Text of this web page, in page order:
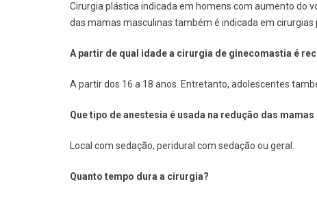
Cirurgia plástica indicada em homens com aumento do
das mamas masculinas também é indicada em
A partir de qual idade a cirurgia de ginecomastia é
A partir dos 16 a 18 anos. Entretanto, adolescentes
Que tipo de anestesia é usada na redução das
Local com sedação, peridural com sedação ou geral.
Quanto tempo dura a cirurgia?